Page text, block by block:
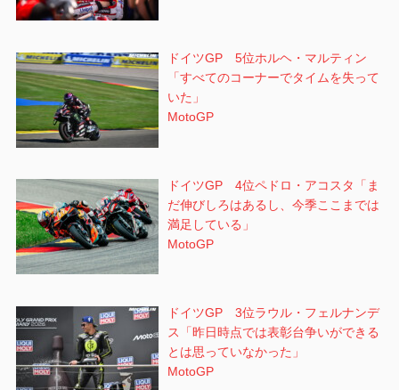
ドイツGP 5位ホルヘ・マルティン
「すべてのコーナーでタイムを失って
いた」
MotoGP
ドイツGP 4位ペドロ・アコスタ「ま
だ伸びしろはあるし、今季ここまでは
満足している」
MotoGP
ドイツGP 3位ラウル・フェルナンデ
ス「昨日時点では表彰台争いができる
とは思っていなかった」
MotoGP